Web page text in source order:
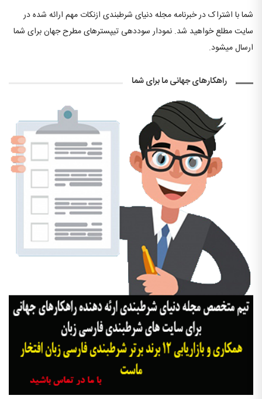
شما با اشتراک در خبرنامه مجله دنیای شرطبندی ازنکات مهم ارائه شده در
سایت مطلع خواهید شد. نمودار سوددهی تیپسترهای مطرح جهان برای شما
ارسال میشود.
راهکارهای جهانی ما برای شما